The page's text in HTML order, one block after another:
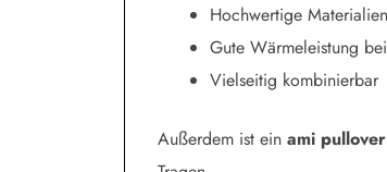
Hochwertige Materialien
Gute Wärmeleistung
Vielseitig kombinierbar
Außerdem ist ein ami